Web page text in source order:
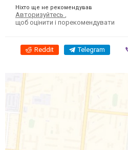
Ніхто ще не рекомендував
Авторизуйтесь
щоб оцінити і порекомендувати
Reddit Telegram